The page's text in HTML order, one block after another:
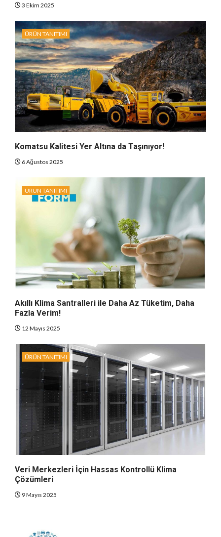
3 Ekim 2025
ÜRÜN TANITIMI
Komatsu Kalitesi Yer Altına da Taşınıyor!
6 Ağustos 2025
ÜRÜN TANITIMI
Akıllı Klima Santralleri ile Daha Az Tüketim, Daha
Fazla Verim!
12 Mayıs 2025
ÜRÜN TANITIMI
Veri Merkezleri İçin Hassas Kontrollü Klima
Çözümleri
9 Mayıs 2025